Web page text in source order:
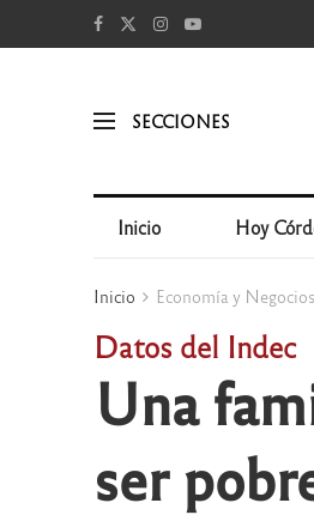
SECCIONES
Inicio Hoy
Inicio Economía y Negocios
Datos del Indec
Una
ser